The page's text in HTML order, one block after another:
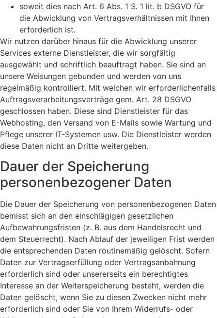
soweit dies nach Art. 6 Abs. 1 S. 1 lit. b DSGVO für
die Abwicklung von Vertragsverhältnissen mit Ihnen
erforderlich ist.
Wir nutzen darüber hinaus für die Abwicklung unserer
Services externe Dienstleister, die wir sorgfältig
ausgewählt und schriftlich beauftragt haben. Sie sind an
unsere Weisungen gebunden und werden von uns
regelmäßig kontrolliert. Mit welchen wir erforderlichenfalls
Auftragsverarbeitungsverträge gem. Art. 28 DSGVO
geschlossen haben. Diese sind Dienstleister für das
Webhosting, den Versand von E-Mails sowie Wartung und
Pflege unserer IT-Systemen usw. Die Dienstleister werden
diese Daten nicht an Dritte weitergeben.
Dauer der Speicherung
personenbezogener Daten
Die Dauer der Speicherung von personenbezogenen Daten
bemisst sich an den einschlägigen gesetzlichen
Aufbewahrungsfristen (z. B. aus dem Handelsrecht und
dem Steuerrecht). Nach Ablauf der jeweiligen Frist werden
die entsprechenden Daten routinemäßig gelöscht. Sofern
Daten zur Vertragserfüllung oder Vertragsanbahnung
erforderlich sind oder unsererseits ein berechtigtes
Interesse an der Weiterspeicherung besteht, werden die
Daten gelöscht, wenn Sie zu diesen Zwecken nicht mehr
erforderlich sind oder Sie von Ihrem Widerrufs- oder